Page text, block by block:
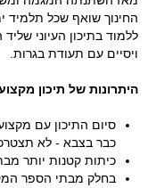
החינוך שואף שכל תלמיד
ללמוד בתיכון העיוני
ויסיים עם תעודת בגרות.
היתרונות של תיכון
סיום התיכון עם מקצוע
כבר בצבא - לא
כיתות קטנות יותר
בחלק מבתי הספר